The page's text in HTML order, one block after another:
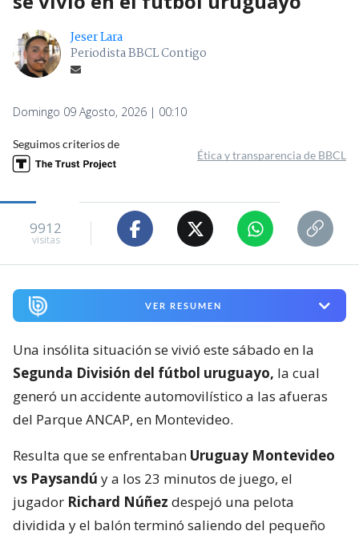
Jeser Lara
Periodista BBCL Contigo
Domingo 09 Agosto, 2026 | 00:10
Seguimos criterios de
Ética y transparencia de BBCL
9912
visitas
VER RESUMEN
Una insólita situación se vivió este sábado en la
Segunda División del fútbol uruguayo, la cual
generó un accidente automovilístico a las afueras
del Parque ANCAP, en Montevideo.
Resulta que se enfrentaban Uruguay Montevideo
vs Paysandú y a los 23 minutos de juego, el
jugador Richard Núñez despejó una pelota
dividida y el balón terminó saliendo del pequeño